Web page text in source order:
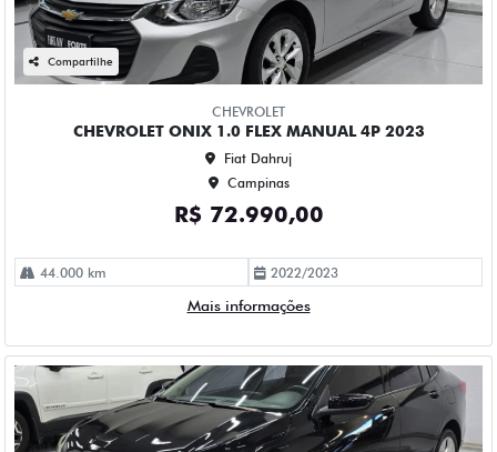
CHEVROLET ONIX 1.0 TURBO FLEX LTZ AUTOMATICO 4P
2023
Fiat Dahruj
Campinas
R$ 84.990,00
2023/2023
Mais informações
Compartilhe